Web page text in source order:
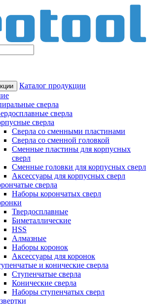
Каталог продукции
сверла
сверла
сверла
Сверла со сменными пластинами
Сверла со сменной головкой
Сменные пластины для корпусных
сверл
Сменные головки для корпусных сверл
Аксессуары для корпусных сверл
сверла
Наборы корончатых сверл
Твердосплавные
Биметаллические
HSS
Алмазные
Наборы коронок
Аксессуары для коронок
и конические сверла
Ступенчатые сверла
Конические сверла
Наборы ступенчатых сверл